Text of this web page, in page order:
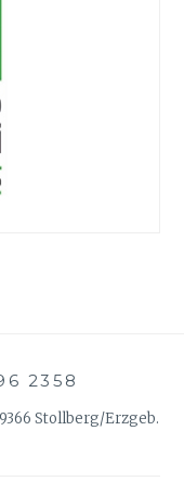
2358
Stollberg/Erzgeb.